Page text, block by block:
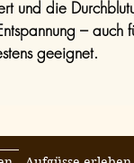
und die
– auch
geeignet.